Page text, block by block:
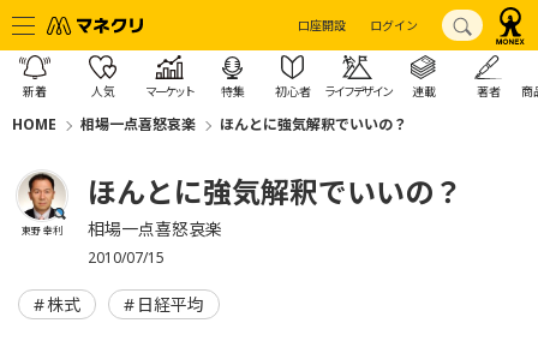
口座開設 ログイン
新着 人気 マーケット 特集 初心者 ライフデザイン 連載 著者 商
HOME 相場一点喜怒哀楽 ほんとに強気解釈でいいの？
東野 幸利
ほんとに強気解釈でいいの？
相場一点喜怒哀楽
2010/07/15
株式 日経平均